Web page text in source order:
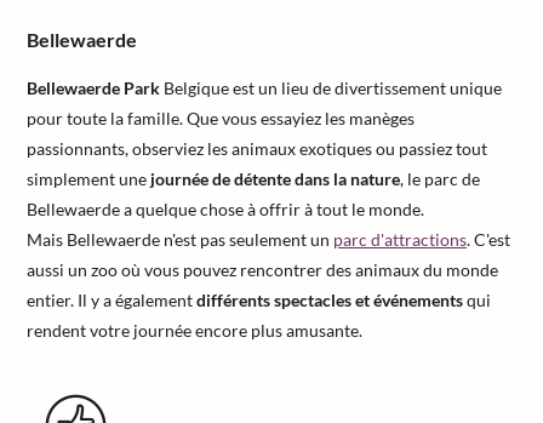
Bellewaerde
Bellewaerde Park Belgique est un lieu de divertissement unique
pour toute la famille. Que vous essayiez les manèges
passionnants, observiez les animaux exotiques ou passiez tout
simplement une journée de détente dans la nature, le parc de
Bellewaerde a quelque chose à offrir à tout le monde.
Mais Bellewaerde n'est pas seulement un parc d'attractions. C'est
aussi un zoo où vous pouvez rencontrer des animaux du monde
entier. Il y a égalementdifférents spectacles et événementsqui
rendent votre journée encore plus amusante.